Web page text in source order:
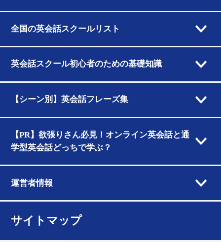
全国の英会話スクールリスト
英会話スクール初心者のための基礎知識
【シーン別】英会話フレーズ集
【PR】欲張りさん必見！オンライン英会話と通
学型英会話どっちで学ぶ？
運営者情報
サイトマップ